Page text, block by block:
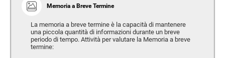
Memoria a Breve Termine
La memoria a breve termine è la capacità di mantenere
una piccola quantità di informazioni durante un breve
periodo di tempo. Attività per valutare la Memoria a breve
termine: